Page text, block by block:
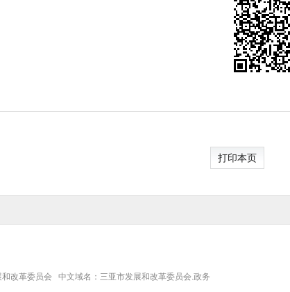
打印本页
和改革委员会 中文域名：三亚市发展和改革委员会.政务